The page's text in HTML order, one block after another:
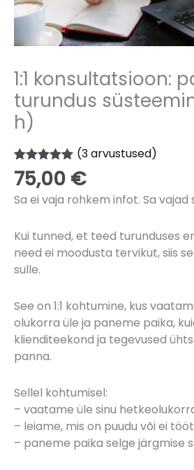
1:1 konsultatsioon:
turundus
h)
Hinnatud
5.00/5
3
kliendi
hinnangu
(3arvustused)
75,00 €
Sa ei vaja rohkem infot. Sa vajad
Kui tunned, et teed turunduses
need ei moodusta tervikut, siis
sulle.
See on 1:1 kohtumine, kus
olukorra üle ja paneme paika,
klienditeekond ja tegevused
panna.
Sellel kohtumisel:
– vaatame üle sinu
– leiame, mis on puudu või ei
– paneme paika selge järgmise